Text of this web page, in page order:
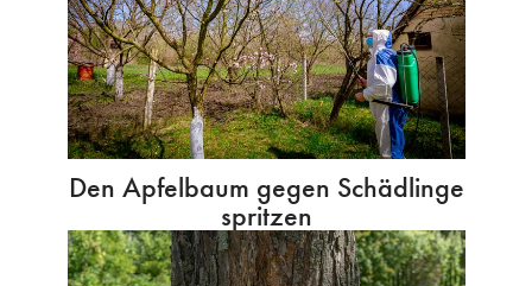
Den Apfelbaum gegen Schädlinge
spritzen